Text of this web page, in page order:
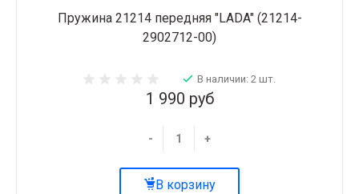
Пружина 21214 передняя "LADA" (21214-
2902712-00)
В наличии: 2 шт.
1 990 руб
- +
В корзину